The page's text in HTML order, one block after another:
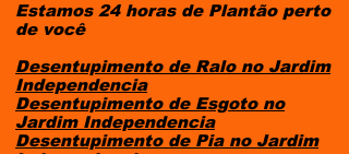
Estamos 24 horas de Plantão perto
de você
Desentupimento de Ralo no Jardim
Independencia
Desentupimento de Esgoto no
Jardim Independencia
Desentupimento de Pia no Jardim